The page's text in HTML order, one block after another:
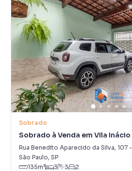
Sobrado
Sobrado à Venda em Vila Inácio
Rua Benedito Aparecido da Silva, 107 -
São Paulo, SP
135m² 3 3 2